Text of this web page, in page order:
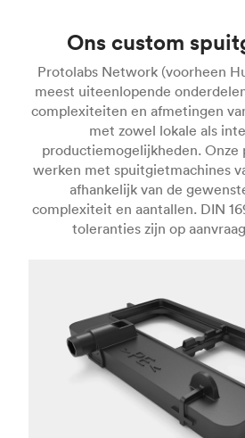
Ons custom
Protolabs Network (voorheen
meest uiteenlopende
complexiteiten en afmetingen
met zowel lokale als
productiemogelijkheden.
werken met spuitgietmachines
afhankelijk van de
complexiteit en aantallen. DIN
toleranties zijn op